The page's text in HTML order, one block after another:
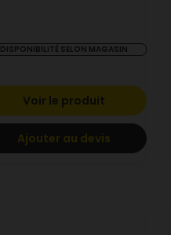
DISPONIBILITÉ SELON MAGASIN
Voir le produit
Ajouter au devis